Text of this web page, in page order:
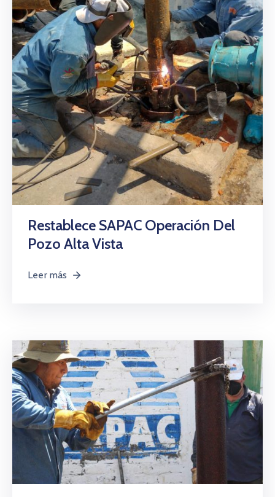
Restablece SAPAC Operación Del
Pozo Alta Vista
Leer más